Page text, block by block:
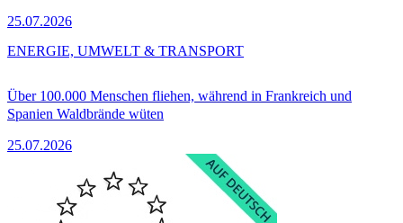
25.07.2026
Über 100.000 Menschen fliehen, während in Frankreich und
Spanien Waldbrände wüten
25.07.2026
ENERGIE, UMWELT & TRANSPORT